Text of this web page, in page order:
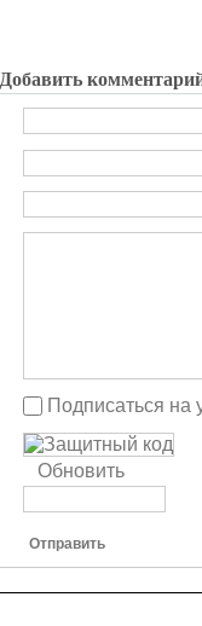
Добавить
Подписаться
Обновить
Отправить